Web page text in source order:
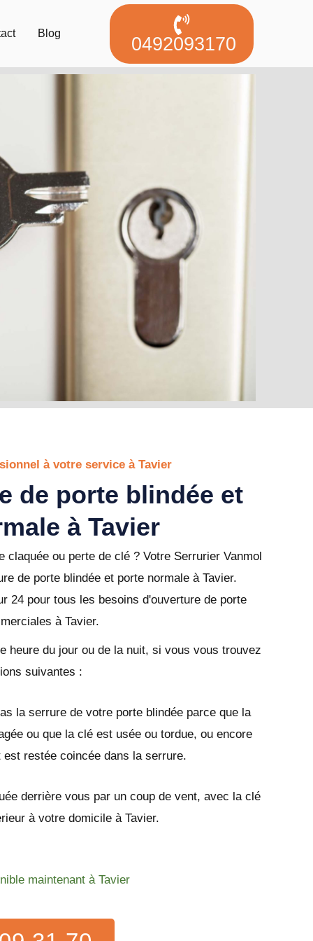
Blog 0492093170
à votre service à Tavier
de porte blindée et
à Tavier
claquée ou perte de clé ? Votre Serrurier Vanmol
de porte blindée et porte normale à Tavier.
24 pour tous les besoins d'ouverture de porte
à Tavier.
heure du jour ou de la nuit, si vous vous trouvez
suivantes :
la serrure de votre porte blindée parce que la
ou que la clé est usée ou tordue, ou encore
restée coincée dans la serrure.
derrière vous par un coup de vent, avec la clé
à votre domicile à Tavier.
maintenant à Tavier